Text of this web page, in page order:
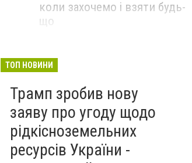
коли захочемо і взяти будь-
що
призов”: ДБР проводить
ТЦК по всій Україні
31 липня
ТОП НОВИНИ
Трамп зробив нову
заяву про угоду щодо
рідкісноземельних
ресурсів України -